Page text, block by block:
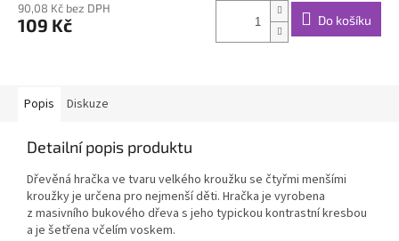
90,08 Kč bez DPH
109 Kč Do košíku
Popis Diskuze
Detailní popis produktu
Dřevěná hračka ve tvaru velkého kroužku se čtyřmi menšími
kroužky je určena pro nejmenší děti. Hračka je vyrobena
z masivního bukového dřeva s jeho typickou kontrastní kresbou
a je šetřena včelím voskem.